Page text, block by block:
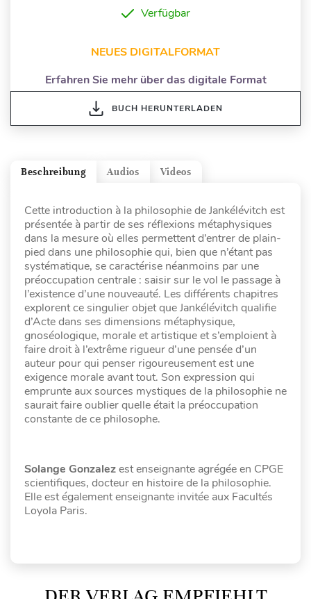
Verfügbar
NEUES DIGITALFORMAT
Erfahren Sie mehr über das digitale Format
BUCH HERUNTERLADEN
Videos
Audios
Beschreibung
Cette introduction à la philosophie de Jankélévitch est
présentée à partir de ses réflexions métaphysiques
dans la mesure où elles permettent d’entrer de plain-
pied dans une philosophie qui, bien que n’étant pas
systématique, se caractérise néanmoins par une
préoccupation centrale : saisir sur le vol le passage à
l’existence d’une nouveauté. Les différents chapitres
explorent ce singulier objet que Jankélévitch qualifie
d’Acte dans ses dimensions métaphysique,
gnoséologique, morale et artistique et s’emploient à
faire droit à l’extrême rigueur d’une pensée d’un
auteur pour qui penser rigoureusement est une
exigence morale avant tout. Son expression qui
emprunte aux sources mystiques de la philosophie ne
saurait faire oublier quelle était la préoccupation
constante de ce philosophe.
Solange Gonzalezest enseignante agrégée en CPGE
scientifiques, docteur en histoire de la philosophie.
Elle est également enseignante invitée aux Facultés
Loyola Paris.